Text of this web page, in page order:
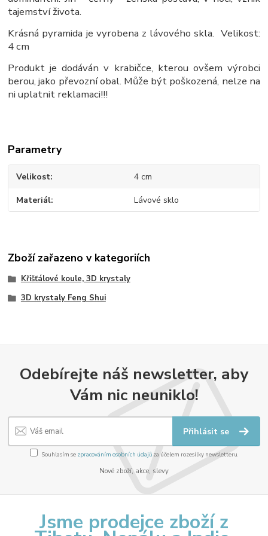
tajemství života.
Krásná pyramida je vyrobena z lávového skla. Velikost:
4 cm
Produkt je dodáván v krabičce, kterou ovšem výrobci
berou, jako převozní obal. Může být poškozená, nelze na
ni uplatnit reklamaci!!!
Parametry
Velikost 4 cm
Materiál Lávové sklo
Zboží zařazeno v kategoriích
Křišťálové koule, 3D krystaly
3D krystaly Feng Shui
Odebírejte náš newsletter, aby
Vám nic neuniklo!
Přihlásit se
Souhlasím se zpracováním osobních údajůza účelem rozesílky newsletteru.
Nové zboží, akce, slevy
Jsme prodejce zboží z